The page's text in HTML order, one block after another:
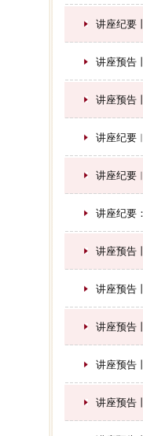
讲座纪要
讲座预告
讲座预告
讲座纪要
讲座纪要
讲座纪要
讲座预告
讲座预告
讲座预告
讲座预告
讲座预告